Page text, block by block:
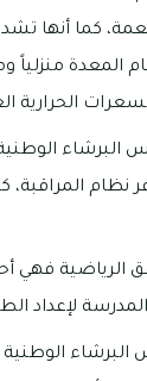
كما أنها تشدد
المعدة منزلياً
الحرارية
نظام المراقبة،
الرياضية فهي
لإعداد
الوطنية